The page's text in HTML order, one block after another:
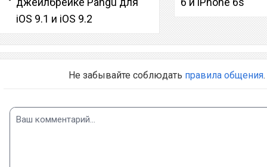
iOS 9.1 и iOS 9.2
Не забывайте соблюдать правила общения.